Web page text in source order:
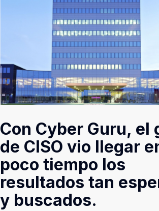
Con Cyber Guru, el
de CISO vio llegar
poco tiempo los
resultados tan
y buscados.